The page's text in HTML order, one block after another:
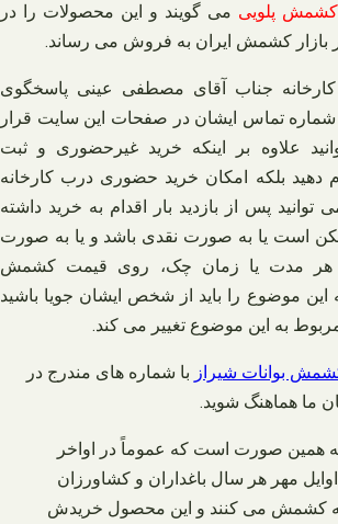
کشمش پلویی می‌ گویند و این محصولات را در
جناب آقای مصطفی عینی پاسخگوی
شماره تماس ایشان در صفحات این سایت قرار
علاوه بر اینکه خرید غیرحضوری و ثبت
دهید بلکه امکان خرید حضوری درب کارخانه
پس از بازدید بار اقدام به خرید داشته
است یا به صورت نقدی باشد و یا به صورت
هر مدت یا زمان چک، روی قیمت کشمش
این موضوع را باید از شخص ایشان جویا باشید
به این موضوع تغییر می‌ کند.
بوانات شیراز با شماره های مندرج در
ما هماهنگ شوید.
همین صورت است که عموماً در اواخر
مهر هر سال باغداران و کشاورزان
به کشمش می‌ کنند و این محصول خریدش